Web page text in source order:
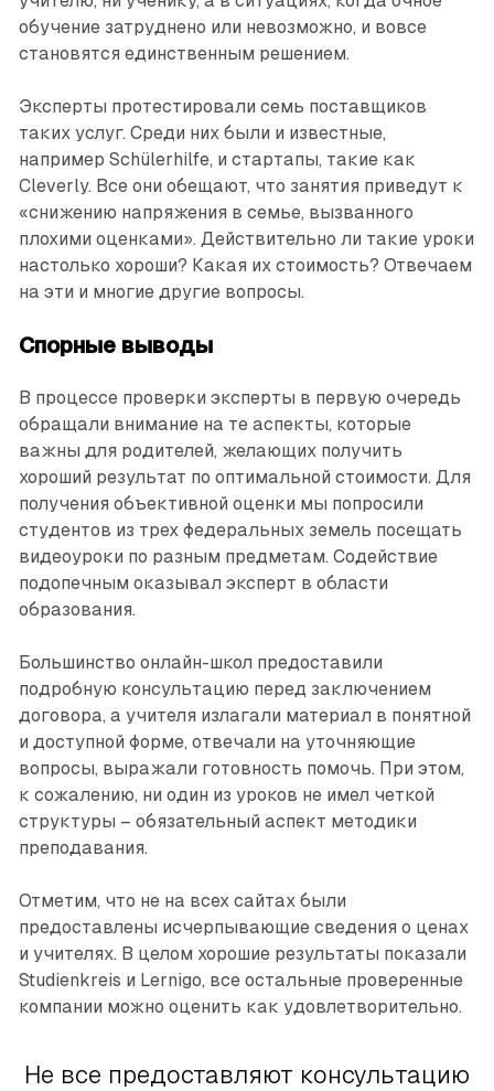
обучение затруднено или невозможно, и вовсе
становятся единственным решением.
Эксперты протестировали семь поставщиков
таких услуг. Среди них были и известные,
например Schülerhilfe, и стартапы, такие как
Cleverly. Все они обещают, что занятия приведут к
«снижению напряжения в семье, вызванного
плохими оценками». Действительно ли такие уроки
настолько хороши? Какая их стоимость? Отвечаем
на эти и многие другие вопросы.
Спорные выводы
В процессе проверки эксперты в первую очередь
обращали внимание на те аспекты, которые
важны для родителей, желающих получить
хороший результат по оптимальной стоимости. Для
получения объективной оценки мы попросили
студентов из трех федеральных земель посещать
видеоуроки по разным предметам. Содействие
подопечным оказывал эксперт в области
образования.
Большинство онлайн-школ предоставили
подробную консультацию перед заключением
договора, а учителя излагали материал в понятной
и доступной форме, отвечали на уточняющие
вопросы, выражали готовность помочь. При этом,
к сожалению, ни один из уроков не имел четкой
структуры – обязательный аспект методики
преподавания.
Отметим, что не на всех сайтах были
предоставлены исчерпывающие сведения о ценах
и учителях. В целом хорошие результаты показали
Studienkreis и Lernigo, все остальные проверенные
компании можно оценить как удовлетворительно.
Не все предоставляют консультацию